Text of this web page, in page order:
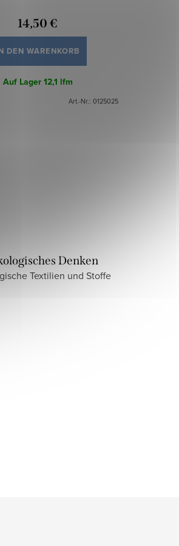
14,50 €
DEN WARENKORB
Auf Lager 12,1 lfm
Art.-Nr.: 0125025
Denken
Textilien und Stoffe